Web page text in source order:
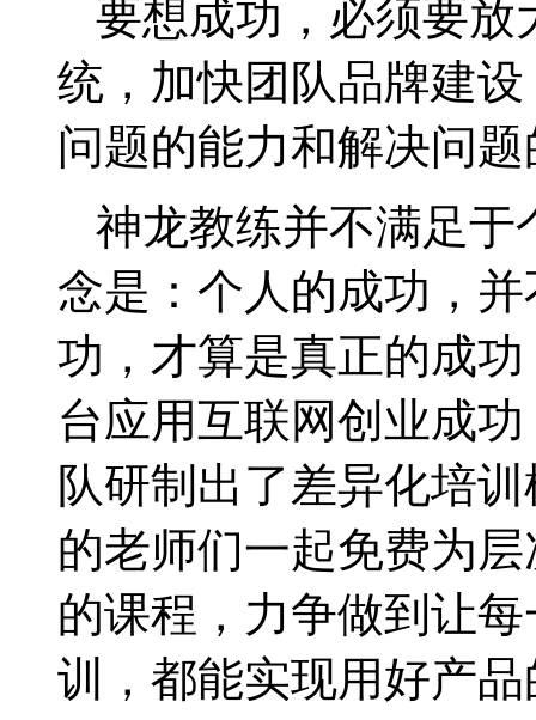
要想成功，必须要放
统，加快团队品牌建
问题的能力和解决问
神龙教练并不满足于
念是：个人的成功，
功，才算是真正的成
台应用互联网创业成
队研制出了差异化培
的老师们一起免费为
的课程，力争做到让
训，都能实现用好产